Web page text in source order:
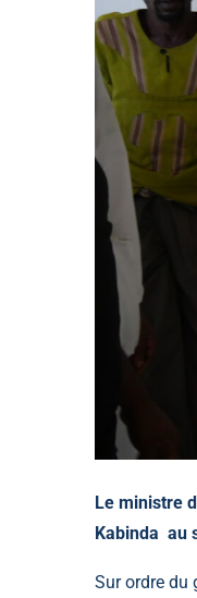
Le ministre
Kabinda au
Sur ordre du